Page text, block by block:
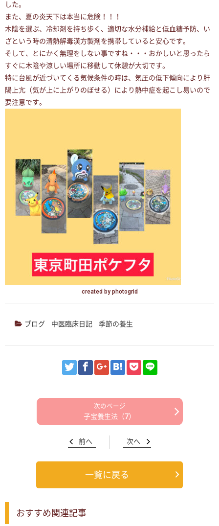
した。
また、夏の炎天下は本当に危険！！！
木陰を選ぶ、冷却剤を持ち歩く、適切な水分補給と低血糖予防、い
ざという時の清熱解毒漢方製剤を携帯していると安心です。
そして、とにかく無理をしない事ですね・・・おかしいと思ったら
すぐに木陰や涼しい場所に移動して休憩が大切です。
特に台風が近づいてくる気候条件の時は、気圧の低下傾向により肝
陽上亢（気が上に上がりのぼせる）により熱中症を起こし易いので
要注意です。
created by photogrid
ブログ 中医臨床日記 季節の養生
子宝養生法（7）
前へ 次へ
一覧に戻る
おすすめ関連記事